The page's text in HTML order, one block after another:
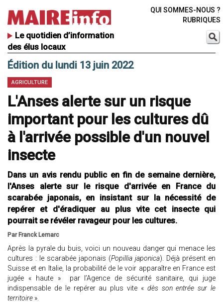
Le quotidien d’information
des élus locaux
QUI SOMMES-NOUS ?
RUBRIQUES
Édition du lundi 13 juin 2022
AGRICULTURE
L'Anses alerte sur un risque
important pour les cultures dû
à l'arrivée possible d'un nouvel
insecte
Dans un avis rendu public en fin de semaine dernière,
l'Anses alerte sur le risque d'arrivée en France du
scarabée japonais, en insistant sur la nécessité de
repérer et d'éradiquer au plus vite cet insecte qui
pourrait se révéler ravageur pour les cultures.
Par Franck Lemarc
Après la pyrale du buis, voici un nouveau danger qui menace les
cultures : le scarabée japonais (Popillia japonica). Déjà présent en
Suisse et en Italie, la probabilité de le voir apparaître en France est
jugée « haute » par l’Agence de sécurité sanitaire, qui juge
indispensable de le repérer au plus vite « dès son entrée sur le
territoire ».